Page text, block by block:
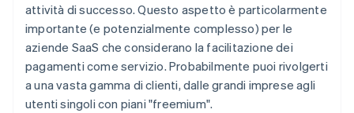
attività di successo. Questo aspetto è particolarmente
importante (e potenzialmente complesso) per le
aziende SaaS che considerano la facilitazione dei
pagamenti come servizio. Probabilmente puoi rivolgerti
a una vasta gamma di clienti, dalle grandi imprese agli
utenti singoli con piani "freemium".